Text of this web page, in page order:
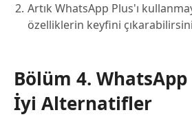
Artık WhatsApp Plus'ı
özelliklerin keyfini
Bölüm 4. WhatsApp
İyi Alternatifler